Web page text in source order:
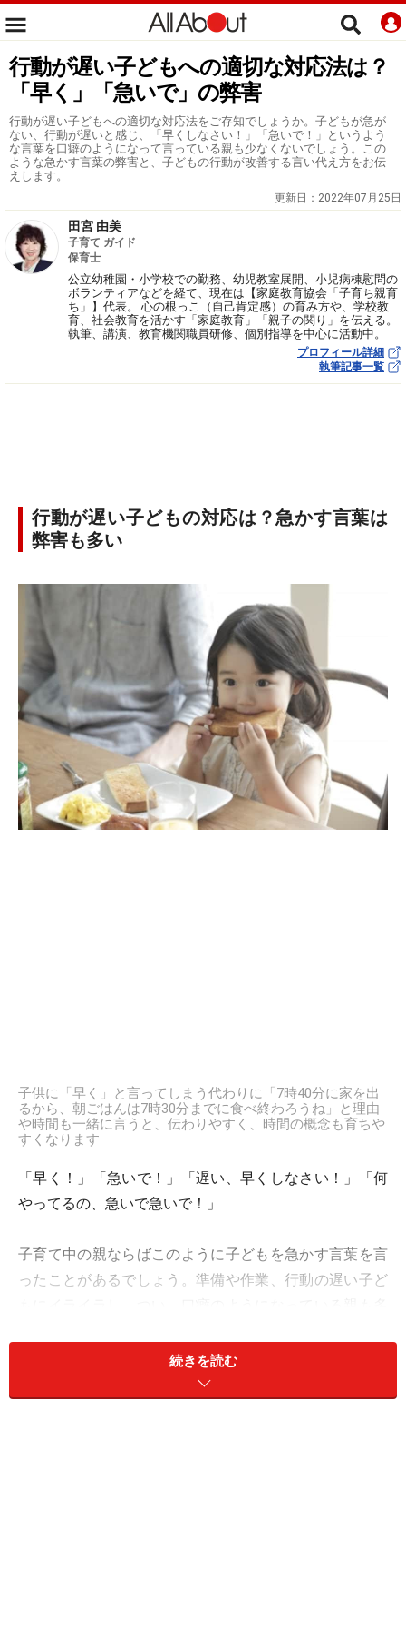
行動が遅い子どもへの適切な対応法は？
「早く」「急いで」の弊害
行動が遅い子どもへの適切な対応法をご存知でしょうか。子どもが急が
ない、行動が遅いと感じ、「早くしなさい！」「急いで！」というよう
な言葉を口癖のようになって言っている親も少なくないでしょう。この
ような急かす言葉の弊害と、子どもの行動が改善する言い代え方をお伝
えします。
更新日： 2022年07月25日
田宮 由美
子育て ガイド
保育士
公立幼稚園・小学校での勤務、幼児教室展開、小児病棟慰問の
ボランティアなどを経て、現在は【家庭教育協会「子育ち親育
ち」】代表。 心の根っこ（自己肯定感）の育み方や、学校教
育、社会教育を活かす「家庭教育」「親子の関り」を伝える。
執筆、講演、教育機関職員研修、個別指導を中心に活動中。
プロフィール詳細
執筆記事一覧
行動が遅い子どもの対応は？急かす言葉は
弊害も多い
子供に「早く」と言ってしまう代わりに「7時40分に家を出
るから、朝ごはんは7時30分までに食べ終わろうね」と理由
や時間も一緒に言うと、伝わりやすく、時間の概念も育ちや
すくなります
「早く！」「急いで！」「遅い、早くしなさい！」「何
やってるの、急いで急いで！」
子育て中の親ならばこのように子どもを急かす言葉を言
ったことがあるでしょう。準備や作業、行動の遅い子ど
ですがこのような言葉は、あまり効果がないだけでな
続きを読む